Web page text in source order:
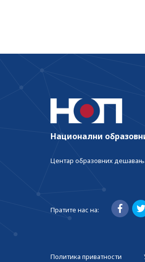
Национални
Центар образовних
Пратите нас на:
Политика приватности